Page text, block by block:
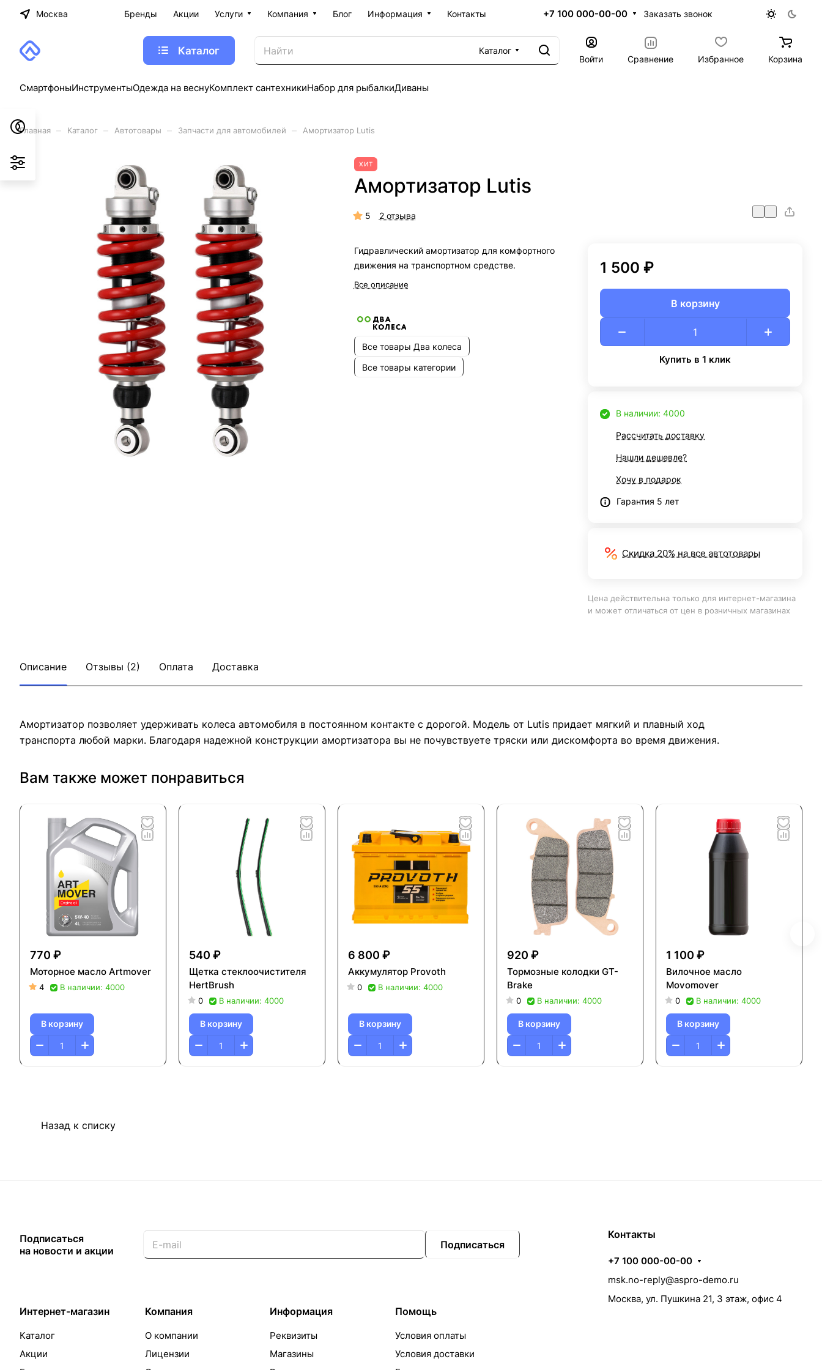
Москва Бренды Акции Услуги Компания Блог Информация Контакты +7 100 000-00-00 Заказать звонок
Каталог
Каталог
Войти
Сравнение Избранное Корзина
СмартфоныИнструментыОдежда на веснуКомплект сантехникиНабор для рыбалкиДиваны
Главная Каталог Автотовары Запчасти для автомобилей Амортизатор Lutis
ХИТ
Амортизатор Lutis
5 2 отзыва
Гидравлический амортизатор для комфортного
движения на транспортном средстве.
Все описание
Все товары Два колеса
Все товары категории
1 500 ₽
В корзину
Купить в 1 клик
В наличии: 4000
Рассчитать доставку
Нашли дешевле?
Хочу в подарок
Гарантия 5 лет
Скидка 20% на все автотовары
Цена действительна только для интернет-магазина
и может отличаться от цен в розничных магазинах
Описание Отзывы (2) Оплата Доставка
Амортизатор позволяет удерживать колеса автомобиля в постоянном контакте с дорогой. Модель от Lutis придает мягкий и плавный ход
транспорта любой марки. Благодаря надежной конструкции амортизатора вы не почувствуете тряски или дискомфорта во время движения.
Вам также может понравиться
770 ₽
Моторное масло Artmover
4 В наличии: 4000
В корзину
540 ₽
Щетка стеклоочистителя
HertBrush
0 В наличии: 4000
В корзину
6 800 ₽
Аккумулятор Provoth
0 В наличии: 4000
В корзину
920 ₽
Тормозные колодки GT-
Brake
0 В наличии: 4000
В корзину
1 100 ₽
Вилочное масло
Movomover
0 В наличии: 4000
В корзину
Назад к списку
Подписаться
на новости и акции
Подписаться
Интернет-магазин
Каталог
Акции
Компания
О компании
Лицензии
Информация
Реквизиты
Магазины
Помощь
Условия оплаты
Условия доставки
Контакты
+7 100 000-00-00
msk.no-reply@aspro-demo.ru
Москва, ул. Пушкина 21, 3 этаж, офис 4